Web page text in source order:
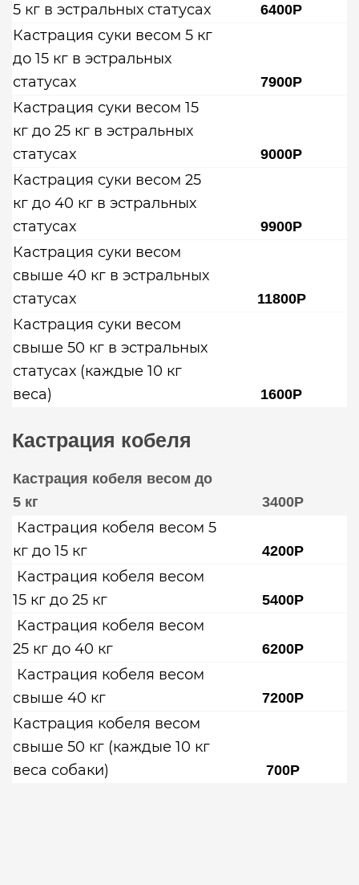
5 кг в эстральных статусах
6400Р
Кастрация суки весом 5 кг
до 15 кг в эстральных
статусах
7900Р
Кастрация суки весом 15
кг до 25 кг в эстральных
статусах
9000Р
Кастрация суки весом 25
кг до 40 кг в эстральных
статусах
9900Р
Кастрация суки весом
свыше 40 кг в эстральных
статусах
11800Р
Кастрация суки весом
свыше 50 кг в эстральных
статусах (каждые 10 кг
веса)
1600Р
Кастрация кобеля
Кастрация кобеля весом до
5 кг
3400Р
Кастрация кобеля весом 5
кг до 15 кг
4200Р
Кастрация кобеля весом
15 кг до 25 кг
5400Р
Кастрация кобеля весом
25 кг до 40 кг
6200Р
Кастрация кобеля весом
свыше 40 кг
7200Р
Кастрация кобеля весом
свыше 50 кг (каждые 10 кг
веса собаки)
700Р